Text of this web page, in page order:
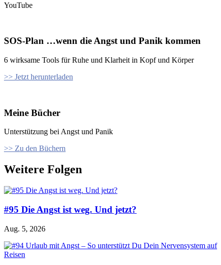
YouTube
SOS-Plan …wenn die Angst und Panik kommen
6 wirksame Tools für Ruhe und Klarheit in Kopf und Körper
>> Jetzt herunterladen
Meine Bücher
Unterstützung bei Angst und Panik
>> Zu den Büchern
Weitere Folgen
#95 Die Angst ist weg. Und jetzt?
Aug. 5, 2026